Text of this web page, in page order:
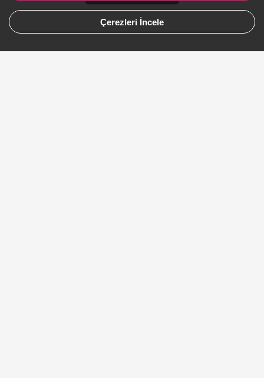
Çerezleri İncele